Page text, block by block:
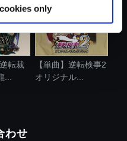
only
転裁
【単曲】逆転検事2
オリジナル...
わせ